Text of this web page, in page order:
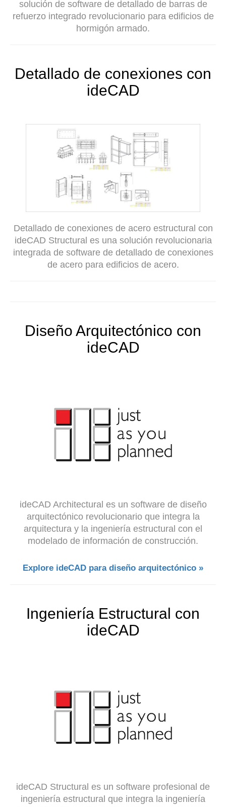
solución de software de detallado de barras de
refuerzo integrado revolucionario para edificios de
hormigón armado.
Detallado de conexiones con
ideCAD
Detallado de conexiones de acero estructural con
ideCAD Structural es una solución revolucionaria
integrada de software de detallado de conexiones
de acero para edificios de acero.
Diseño Arquitectónico con
ideCAD
ideCAD Architectural es un software de diseño
arquitectónico revolucionario que integra la
arquitectura y la ingeniería estructural con el
modelado de información de construcción.
Explore ideCAD para diseño arquitectónico »
Ingeniería Estructural con
ideCAD
ideCAD Structural es un software profesional de
ingeniería estructural que integra la ingeniería